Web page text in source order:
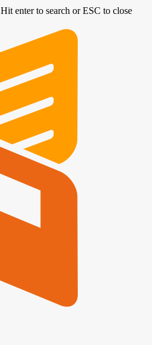
Hit enter to search or ESC to close